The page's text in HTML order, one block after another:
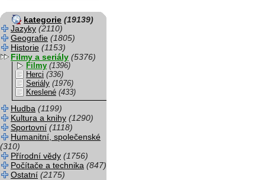
kategorie (19139)
Jazyky (2110)
Geografie (1805)
Historie (1153)
Filmy a seriály (5376)
Filmy (1396)
Herci (336)
Seriály (1976)
Kreslené (433)
Hudba (1199)
Kultura a knihy (1290)
Sportovní (1118)
Humanitní, společenské
(310)
Přírodní vědy (1756)
Počítače a technika (847)
Ostatní (2175)